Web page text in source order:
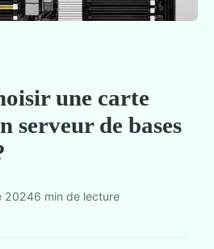
une carte
serveur de bases
20246 min de lecture